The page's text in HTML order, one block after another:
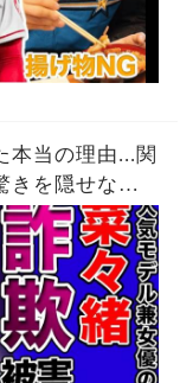
本当の理由...関
きを隠せな
撃の現在...過去